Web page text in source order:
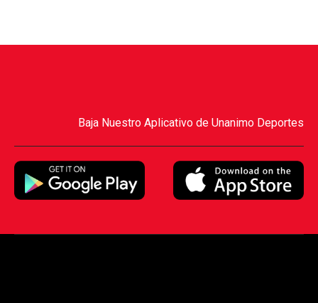
Baja Nuestro Aplicativo de Unanimo Deportes